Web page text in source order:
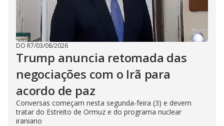
DO R7/03/08/2026
Trump anuncia retomada das
negociações com o Irã para
acordo de paz
Conversas começam nesta segunda-feira (3) e devem
tratar do Estreito de Ormuz e do programa nuclear
iraniano